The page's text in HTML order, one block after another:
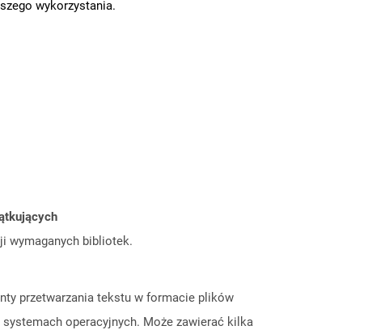
wykorzystania.
wymaganych bibliotek.
przetwarzania tekstu w formacie plików
operacyjnych. Może zawierać kilka